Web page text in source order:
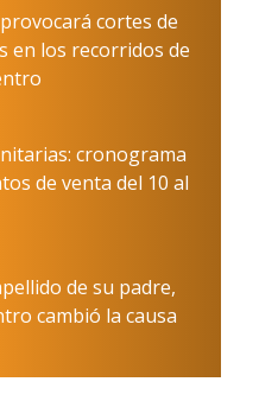
cortes de
en los recorridos de
cronograma
de venta del 10 al
de su padre,
cambió la causa